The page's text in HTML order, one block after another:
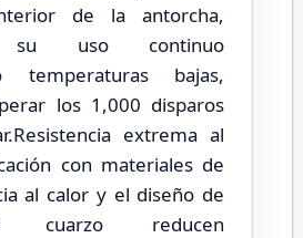
de la antorcha,
su uso continuo
temperaturas bajas,
los 1,000 disparos
extrema al
con materiales de
al calor y el diseño de
reducen